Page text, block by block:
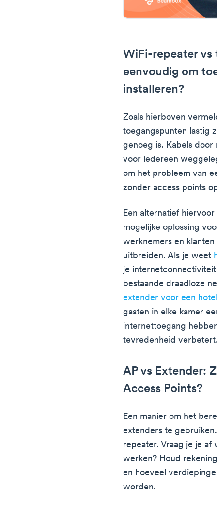
WiFi-repeater vs
eenvoudig om
installeren?
Zoals hierboven
toegangspunten lastig
genoeg is. Kabels
voor iedereen
om het probleem van
zonder access points
Een alternatief
mogelijke oplossing
werknemers en
uitbreiden. Als je weet
je
bestaande draadloze
extender voor een
gasten in elke kamer
internettoegang
tevredenheid
AP vs Extender:
Access Points?
Een manier om het
extenders te
repeater. Vraag je je af
werken? Houd
en hoeveel
worden.